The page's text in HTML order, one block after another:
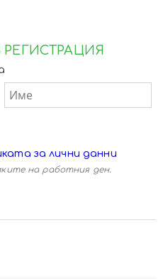
за лични данни
на работния ден.